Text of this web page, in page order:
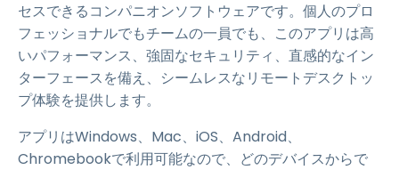
セスできるコンパニオンソフトウェアです。個人のプロ
フェッショナルでもチームの一員でも、このアプリは高
いパフォーマンス、強固なセキュリティ、直感的なイン
ターフェースを備え、シームレスなリモートデスクトッ
プ体験を提供します。
アプリはWindows、Mac、iOS、Android、
Chromebookで利用可能なので、どのデバイスからで